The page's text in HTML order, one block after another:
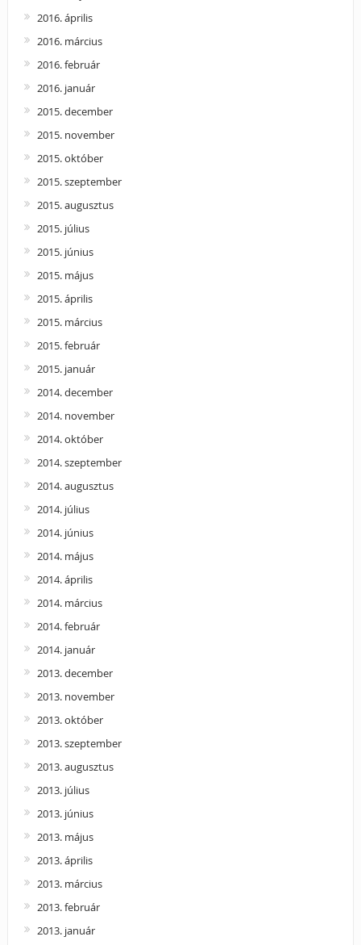
2016. április
2016. március
2016. február
2016. január
2015. december
2015. november
2015. október
2015. szeptember
2015. augusztus
2015. július
2015. június
2015. május
2015. április
2015. március
2015. február
2015. január
2014. december
2014. november
2014. október
2014. szeptember
2014. augusztus
2014. július
2014. június
2014. május
2014. április
2014. március
2014. február
2014. január
2013. december
2013. november
2013. október
2013. szeptember
2013. augusztus
2013. július
2013. június
2013. május
2013. április
2013. március
2013. február
2013. január